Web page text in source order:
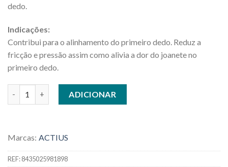
dedo.
Indicações:
Contribui para o alinhamento do primeiro dedo. Reduz a
fricção e pressão assim como alivia a dor do joanete no
primeiro dedo.
ADICIONAR
Marcas: ACTIUS
REF:8435025981898